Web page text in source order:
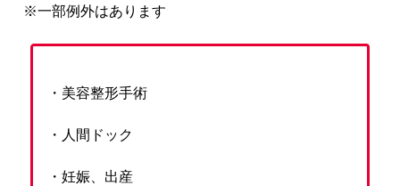
※一部例外はあります
・美容整形手術
・人間ドック
・妊娠、出産